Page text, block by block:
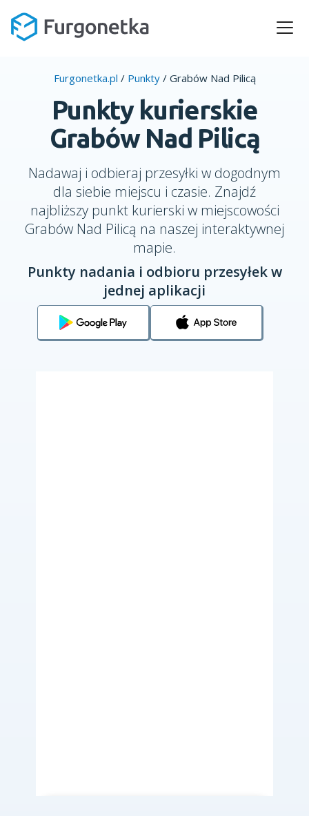
Furgonetka.pl / Punkty / Grabów Nad Pilicą
Punkty kurierskie
Grabów Nad Pilicą
Nadawaj i odbieraj przesyłki w dogodnym
dla siebie miejscu i czasie. Znajdź
najbliższy punkt kurierski w miejscowości
Grabów Nad Pilicą na naszej interaktywnej
mapie.
Punkty nadania i odbioru przesyłek w
jednej aplikacji